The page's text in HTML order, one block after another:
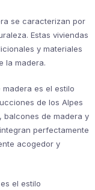
se caracterizan por
Estas viviendas
y materiales
la madera.
es el estilo
de los Alpes
balcones de madera y
perfectamente
acogedor y
el estilo